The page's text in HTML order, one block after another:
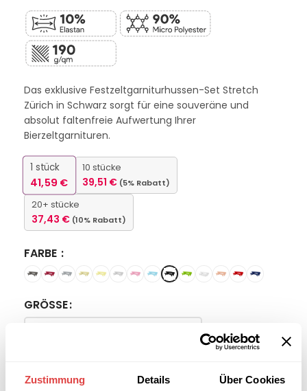
Zustimmung Details Über Cookies
Das exklusive Festzeltgarniturhussen-Set Stretch
Zürich in Schwarz sorgt für eine souveräne und
absolut faltenfreie Aufwertung Ihrer
Bierzeltgarnituren.
1 stück
41,59€
10 stücke
39,51 € (5% Rabatt)
20+ stücke
37,43 € (10% Rabatt)
FARBE
GRÖSSE
-